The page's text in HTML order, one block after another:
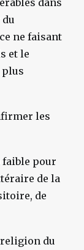
dans
ne faisant
et le
plus
les
faible pour
de la
de
religion du